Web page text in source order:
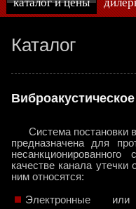
Каталог
Система постановки
предназначена для
качестве канала
ним относятся:
Электронные